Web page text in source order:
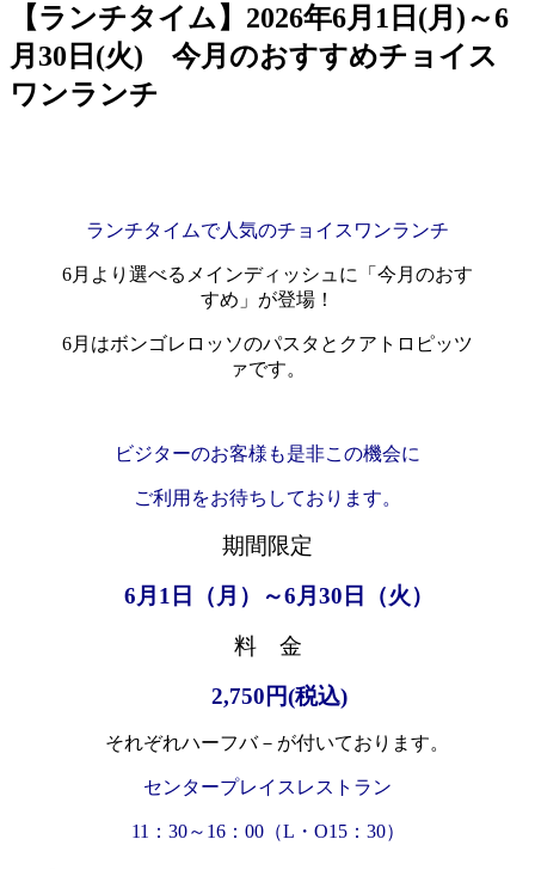
【ランチタイム】2026年6月1日(月)～6
月30日(火) 今月のおすすめチョイス
ワンランチ
ランチタイムで人気のチョイスワンランチ
6月より選べるメインディッシュに「今月のおす
すめ」が登場！
6月はボンゴレロッソのパスタとクアトロピッツ
ァです。
ビジターのお客様も是非この機会に
ご利用をお待ちしております。
期間限定
6月1日（月）～6月30日（火）
料 金
2,750円(税込)
それぞれハーフバ－が付いております。
センタープレイスレストラン
11：30～16：00（L・O15：30）